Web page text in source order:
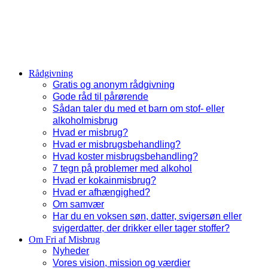
Rådgivning
Gratis og anonym rådgivning
Gode råd til pårørende
Sådan taler du med et barn om stof- eller
alkoholmisbrug
Hvad er misbrug?
Hvad er misbrugsbehandling?
Hvad koster misbrugsbehandling?
7 tegn på problemer med alkohol
Hvad er kokainmisbrug?
Hvad er afhængighed?
Om samvær
Har du en voksen søn, datter, svigersøn eller
svigerdatter, der drikker eller tager stoffer?
Om Fri af Misbrug
Nyheder
Vores vision, mission og værdier